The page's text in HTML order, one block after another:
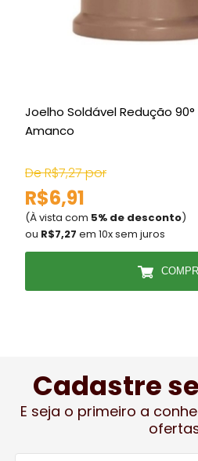
Joelho Soldável Redução
Amanco
De R$7,27 por
R$6,91
(À vista com 5% de desconto)
ou R$7,27 em 10x sem juros
Cadastre
E seja o primeiro a